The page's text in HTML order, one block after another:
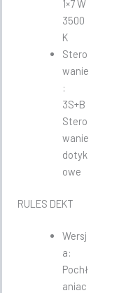
1×7 W
3500
K
Stero
wanie
:
3S+B
Stero
wanie
dotyk
owe
RULES DEKT
Wersj
a:
Pochł
aniac